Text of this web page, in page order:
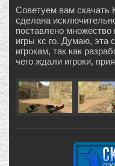
Советуем вам скачать
сделана
поставлено
игры кс го. Думаю, эта
игрокам, так как
чего ждали игроки,